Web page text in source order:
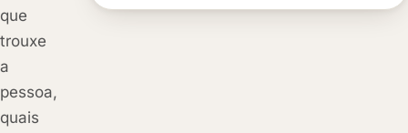
que
trouxe
a
pessoa,
quais